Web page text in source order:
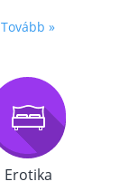
Tovább »
Erotika